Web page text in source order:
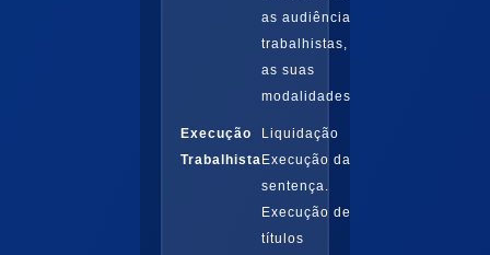
as audiências
trabalhistas,
as suas
modalidades...
Execução
Trabalhista
Liquidação
Execução da
sentença.
Execução de
títulos